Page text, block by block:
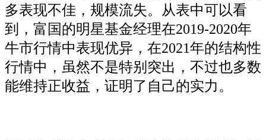
多表现不佳，规模流失。从表中可以看
到，富国的明星基金经理在2019-2020年
牛市行情中表现优异，在2021年的结构性
行情中，虽然不是特别突出，不过也多数
能维持正收益，证明了自己的实力。